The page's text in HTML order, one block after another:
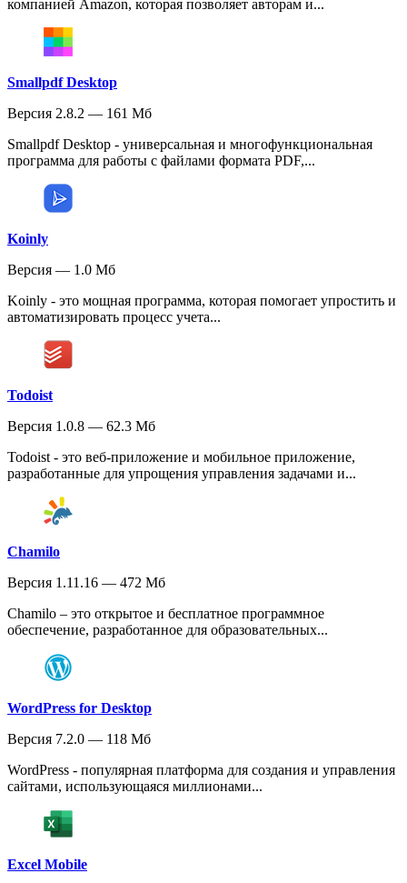
компанией Amazon, которая позволяет авторам и...
Smallpdf Desktop
Версия 2.8.2 — 161 Мб
Smallpdf Desktop - универсальная и многофункциональная
программа для работы с файлами формата PDF,...
Koinly
Версия — 1.0 Мб
Koinly - это мощная программа, которая помогает упростить и
автоматизировать процесс учета...
Todoist
Версия 1.0.8 — 62.3 Мб
Todoist - это веб-приложение и мобильное приложение,
разработанные для упрощения управления задачами и...
Chamilo
Версия 1.11.16 — 472 Мб
Chamilo – это открытое и бесплатное программное
обеспечение, разработанное для образовательных...
WordPress for Desktop
Версия 7.2.0 — 118 Мб
WordPress - популярная платформа для создания и управления
сайтами, использующаяся миллионами...
Excel Mobile